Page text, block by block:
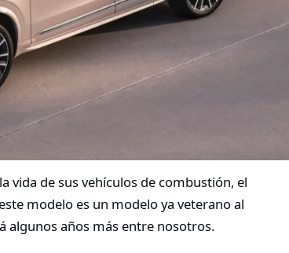
vida de sus vehículos de combustión, el
modelo es un modelo ya veterano al
algunos años más entre nosotros.